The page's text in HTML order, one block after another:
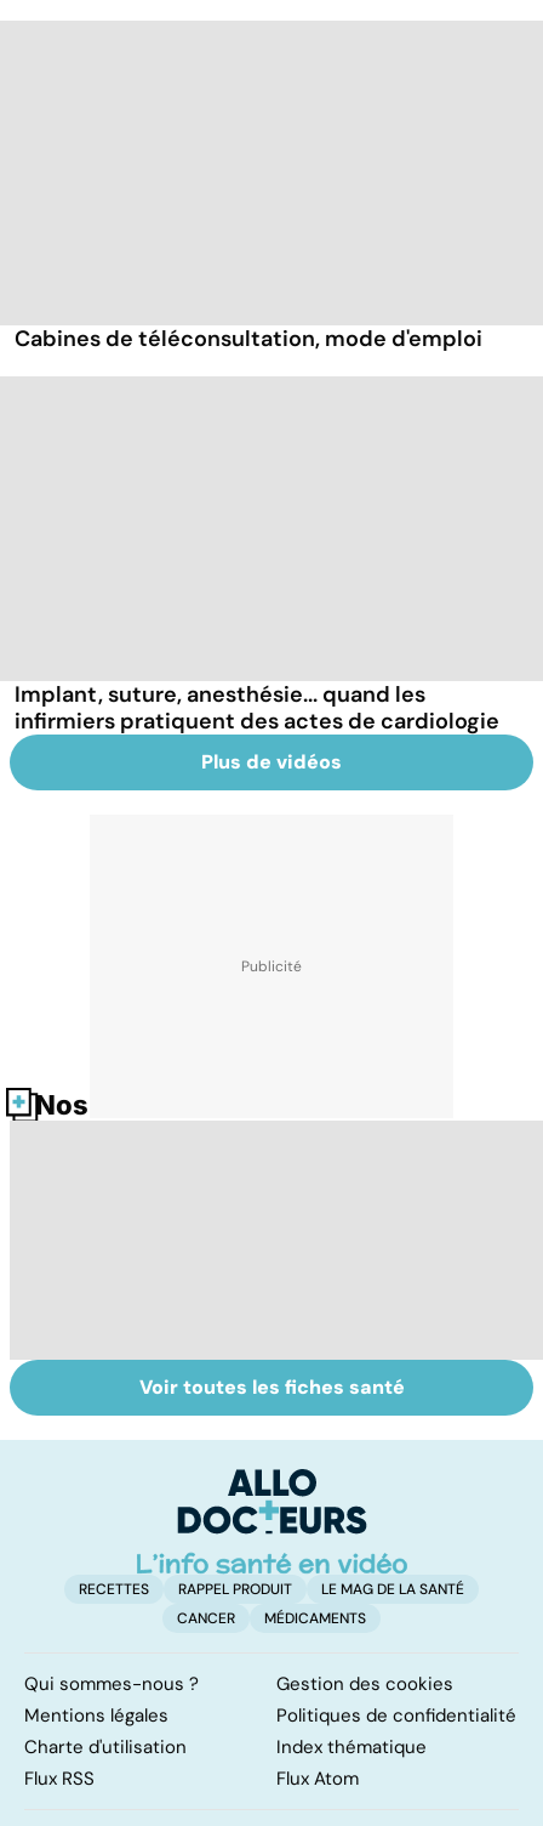
Cabines de téléconsultation, mode d'emploi
Implant, suture, anesthésie... quand les
infirmiers pratiquent des actes de cardiologie
Plus de vidéos
Nos fiches santé
Tout savoir sur
les infections
Inflammation des
amygdales : que
d'angine ?
Voir toutes les fiches santé
RECETTES RAPPEL PRODUIT
LE MAG DE LA SANTÉ
CANCER
MÉDICAMENTS
Qui sommes-nous ?
Gestion des cookies
Mentions légales
Politiques de confidentialité
Charte d'utilisation
Index thématique
Flux RSS
Flux Atom